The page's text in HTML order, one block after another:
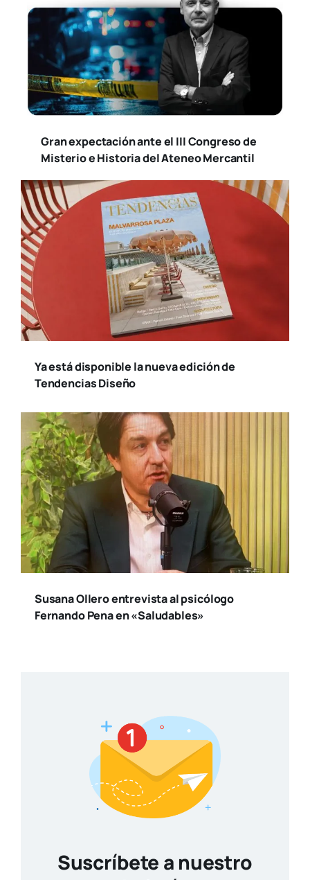
Gran expectación ante el III Congreso de
Misterio e Historia del Ateneo Mercantil
Ya está disponible la nueva edición de
Tendencias Diseño
Susana Ollero entrevista al psicólogo
Fernando Pena en «Saludables»
Suscríbete a nuestro